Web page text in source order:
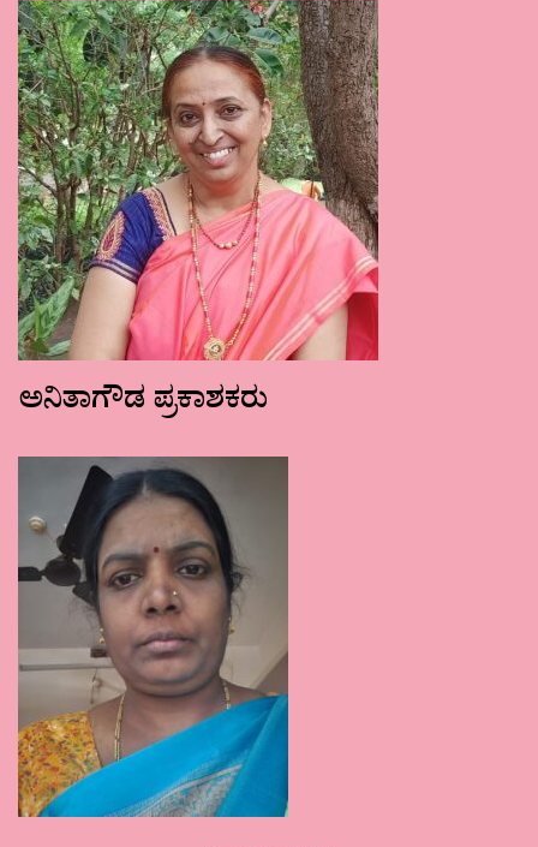
ಅನಿತಾಗೌಡ ಪ್ರಕಾಶಕರು